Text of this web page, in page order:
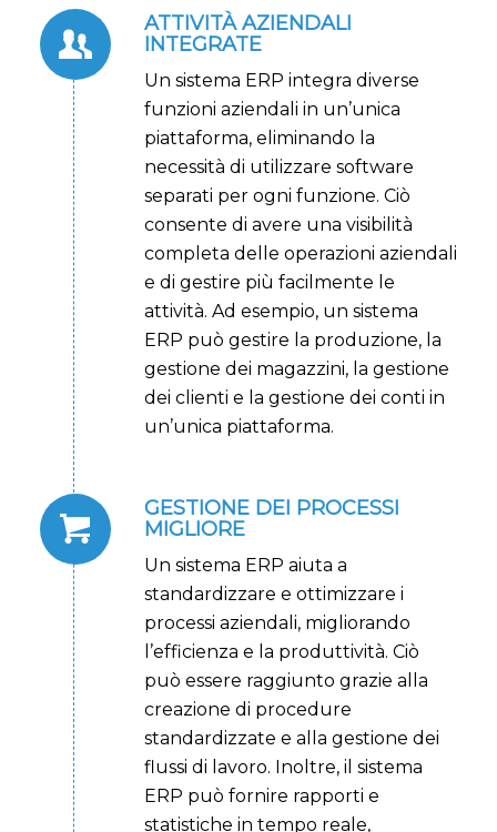
ATTIVITÀ AZIENDALI
INTEGRATE
Un sistema ERP integra diverse
funzioni aziendali in un’unica
piattaforma, eliminando la
necessità di utilizzare software
separati per ogni funzione. Ciò
consente di avere una visibilità
completa delle operazioni aziendali
e di gestire più facilmente le
attività. Ad esempio, un sistema
ERP può gestire la produzione, la
gestione dei magazzini, la gestione
dei clienti e la gestione dei conti in
un’unica piattaforma.
GESTIONE DEI PROCESSI
MIGLIORE
Un sistema ERP aiuta a
standardizzare e ottimizzare i
processi aziendali, migliorando
l’efficienza e la produttività. Ciò
può essere raggiunto grazie alla
creazione di procedure
standardizzate e alla gestione dei
flussi di lavoro. Inoltre, il sistema
ERP può fornire rapporti e
statistiche in tempo reale,